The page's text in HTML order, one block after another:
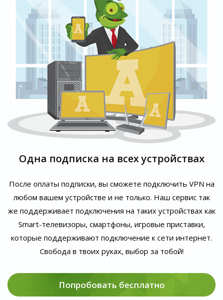
Одна подписка на всех устройствах
После оплаты подписки, вы сможете подключить VPN на
любом вашем устройстве и не только. Наш сервис так
же поддерживает подключения на таких устройствах как
Smart-телевизоры, смартфоны, игровые приставки,
которые поддерживают подключение к сети интернет.
Свобода в твоих руках, выбор за тобой!
Попробовать бесплатно